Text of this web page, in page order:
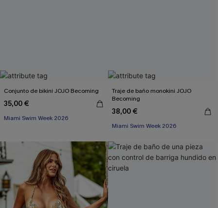
Conjunto de bikini JOJO Becoming
35,00 €
Miami Swim Week 2026
Traje de baño monokini JOJO
Becoming
38,00 €
Miami Swim Week 2026